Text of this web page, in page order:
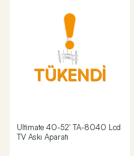
TÜKENDİ
Ultimate 40-52' TA-8040 Lcd
TV Askı Aparatı